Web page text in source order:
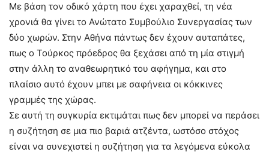
Με βάση τον οδικό χάρτη που έχει χαραχθεί, τη νέα
χρονιά θα γίνει το Ανώτατο Συμβούλιο Συνεργασίας των
δύο χωρών. Στην Αθήνα πάντως δεν έχουν αυταπάτες,
πως ο Τούρκος πρόεδρος θα ξεχάσει από τη μία στιγμή
στην άλλη το αναθεωρητικό του αφήγημα, και στο
πλαίσιο αυτό έχουν μπει με σαφήνεια οι κόκκινες
γραμμές της χώρας.
Σε αυτή τη συγκυρία εκτιμάται πως δεν μπορεί να περάσει
η συζήτηση σε μια πιο βαριά ατζέντα, ωστόσο στόχος
είναι να συνεχιστεί η συζήτηση για τα λεγόμενα εύκολα